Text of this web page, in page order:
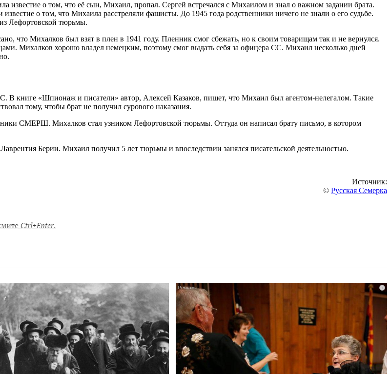
известие о том, что её сын, Михаил, пропал. Сергей встречался с Михаилом и знал о важном задании брата.
о том, что Михаила расстреляли фашисты. До 1945 года родственники ничего не знали о его судьбе.
Лефортовской тюрьмы.
что Михалков был взят в плен в 1941 году. Пленник смог сбежать, но к своим товарищам так и не вернулся.
Михалков хорошо владел немецким, поэтому смог выдать себя за офицера СС. Михаил несколько дней
В книге «Шпионаж и писатели» автор, Алексей Казаков, пишет, что Михаил был агентом-нелегалом. Такие
тому, чтобы брат не получил сурового наказания.
СМЕРШ. Михалков стал узником Лефортовской тюрьмы. Оттуда он написал брату письмо, в котором
Берии. Михаил получил 5 лет тюрьмы и впоследствии занялся писательской деятельностью.
Источник:
© Русская Семерка
i